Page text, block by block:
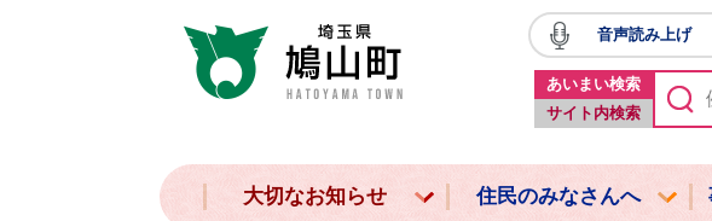
鳩山町ホ
音声読み上げ
あいまい検索
サイト内検索
大切なお知らせ 住民のみなさんへ